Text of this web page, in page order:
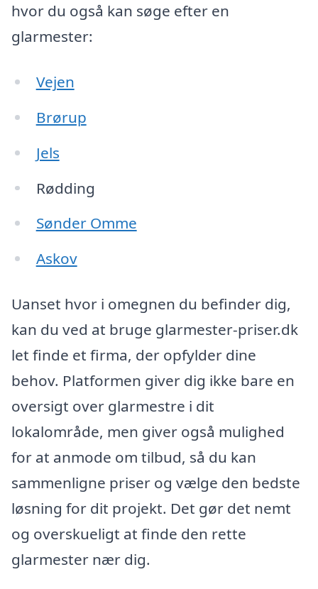
hvor du også kan søge efter en
glarmester:
Vejen
Brørup
Jels
Rødding
Sønder Omme
Askov
Uanset hvor i omegnen du befinder dig,
kan du ved at bruge glarmester-priser.dk
let finde et firma, der opfylder dine
behov. Platformen giver dig ikke bare en
oversigt over glarmestre i dit
lokalområde, men giver også mulighed
for at anmode om tilbud, så du kan
sammenligne priser og vælge den bedste
løsning for dit projekt. Det gør det nemt
og overskueligt at finde den rette
glarmester nær dig.